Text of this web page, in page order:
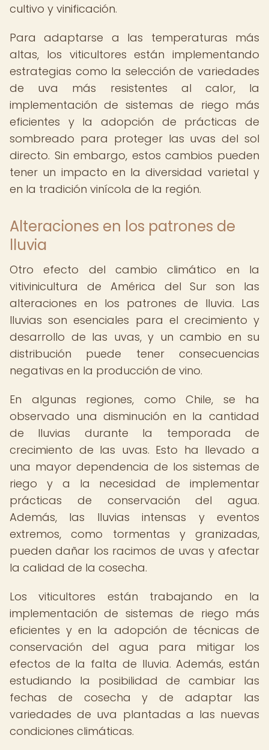
cultivo y vinificación.
Para adaptarse a las temperaturas más
altas, los viticultores están implementando
estrategias como la selección de variedades
de uva más resistentes al calor, la
implementación de sistemas de riego más
eficientes y la adopción de prácticas de
sombreado para proteger las uvas del sol
directo. Sin embargo, estos cambios pueden
tener un impacto en la diversidad varietal y
en la tradición vinícola de la región.
Alteraciones en los patrones de
lluvia
Otro efecto del cambio climático en la
vitivinicultura de América del Sur son las
alteraciones en los patrones de lluvia. Las
lluvias son esenciales para el crecimiento y
desarrollo de las uvas, y un cambio en su
distribución puede tener consecuencias
negativas en la producción de vino.
En algunas regiones, como Chile, se ha
observado una disminución en la cantidad
de lluvias durante la temporada de
crecimiento de las uvas. Esto ha llevado a
una mayor dependencia de los sistemas de
riego y a la necesidad de implementar
prácticas de conservación del agua.
Además, las lluvias intensas y eventos
extremos, como tormentas y granizadas,
pueden dañar los racimos de uvas y afectar
la calidad de la cosecha.
Los viticultores están trabajando en la
implementación de sistemas de riego más
eficientes y en la adopción de técnicas de
conservación del agua para mitigar los
efectos de la falta de lluvia. Además, están
estudiando la posibilidad de cambiar las
fechas de cosecha y de adaptar las
variedades de uva plantadas a las nuevas
condiciones climáticas.